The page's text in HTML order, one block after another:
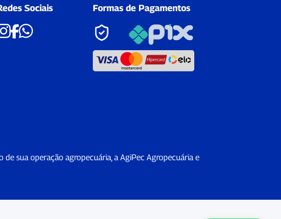
Sociais Formas de Pagamentos
sua operação agropecuária, a AgiPec Agropecuária e